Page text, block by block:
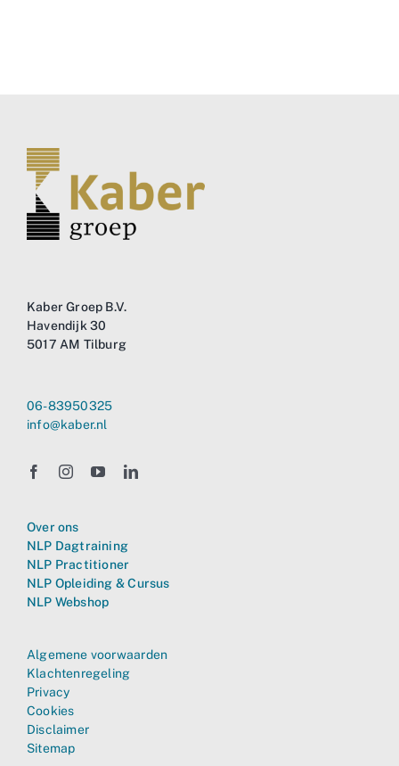
Kaber Groep B.V.
Havendijk 30
5017 AM Tilburg
06-83950325
info@kaber.nl
Over ons
NLP Dagtraining
NLP Practitioner
NLP Opleiding & Cursus
NLP Webshop
Algemene voorwaarden
Klachtenregeling
Privacy
Cookies
Disclaimer
Sitemap